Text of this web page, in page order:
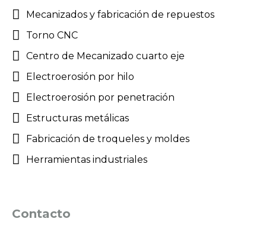
Mecanizados y fabricación de repuestos
Torno CNC
Centro de Mecanizado cuarto eje
Electroerosión por hilo
Electroerosión por penetración
Estructuras metálicas
Fabricación de troqueles y moldes
Herramientas industriales
Contacto